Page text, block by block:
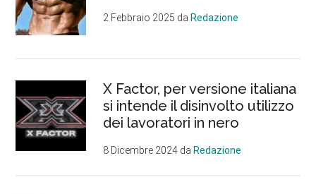
2 Febbraio 2025 da Redazione
X Factor, per versione italiana
si intende il disinvolto utilizzo
dei lavoratori in nero
8 Dicembre 2024 da Redazione